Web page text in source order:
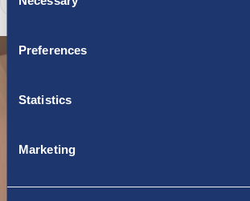
Selection
Preferences
Statistics
Marketing
FOLLOW US ON